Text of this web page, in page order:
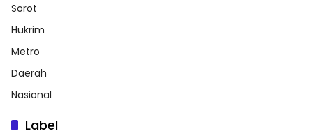
Sorot
Hukrim
Metro
Daerah
Nasional
Label